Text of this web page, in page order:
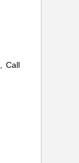
Call